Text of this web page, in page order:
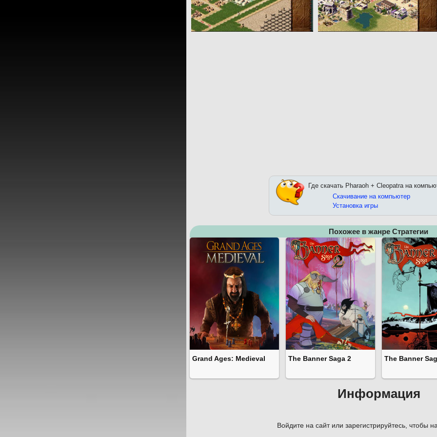
Где скачать Pharaoh + Cleopatra на
Скачивание на компьютер
Установка игры
Похожее в жанре Стратегии
Grand Ages: Medieval The Banner Saga 2 The Banner
Информация
Войдите на сайт или зарегистрируйтесь, чтобы